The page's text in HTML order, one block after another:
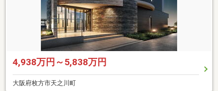
4,938万円～5,838万円
大阪府枚方市天之川町